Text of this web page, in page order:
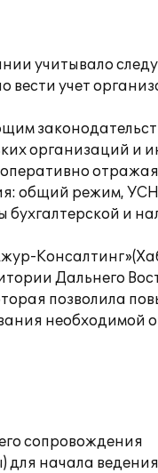
учитывало
вести учет
организаций
общий режим,
и
Дальнего
позволила
необходимой
сопровождения
начала ведения